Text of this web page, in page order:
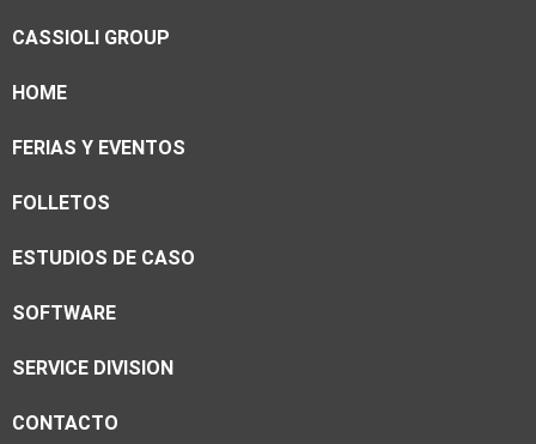
CASSIOLI GROUP
HOME
FERIAS Y EVENTOS
FOLLETOS
ESTUDIOS DE CASO
SOFTWARE
SERVICE DIVISION
CONTACTO